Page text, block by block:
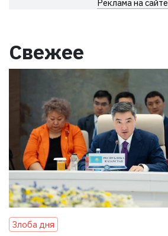
Реклама на сайте
Свежее
Злоба дня